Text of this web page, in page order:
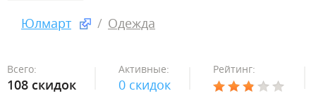
Юлмарт Одежда
Всего:
108 скидок
Активные:
0 скидок
Рейтинг: